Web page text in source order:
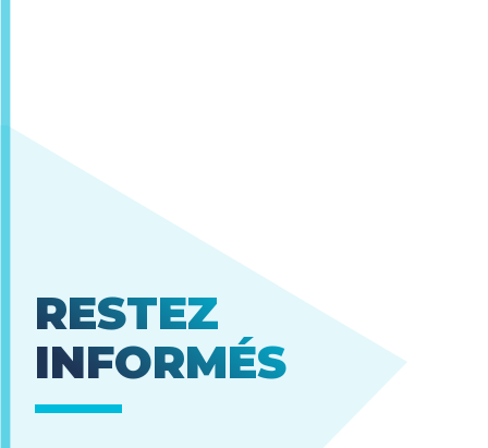
RESTEZ
INFORMÉS